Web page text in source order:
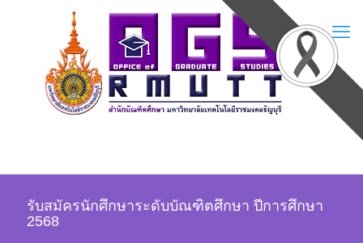
รับสมัครนักศึกษาระดับบัณฑิตศึกษา ปีการศึกษา
2568